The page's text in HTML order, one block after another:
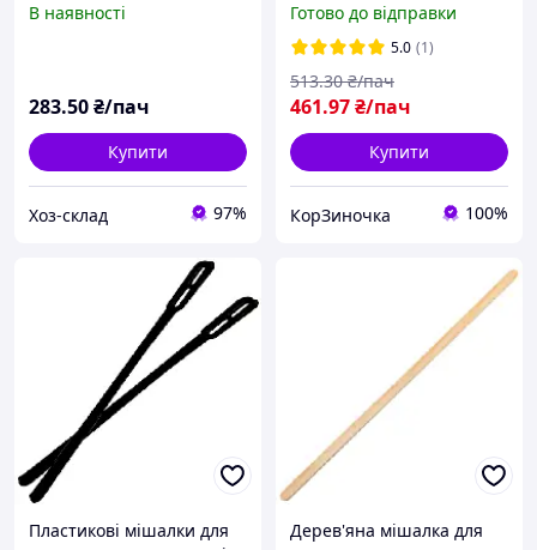
В наявності
283.50₴/пач
Купити
Хоз-склад 97%
(Андрекс) паличка
мішалка для напоїв
Готово до відправки
5.0 (1)
461.97₴/пач
513.30 ₴/пач
Купити
КорЗиночка 100%
Пластикові мішалки для
Дерев'яна мішалка для